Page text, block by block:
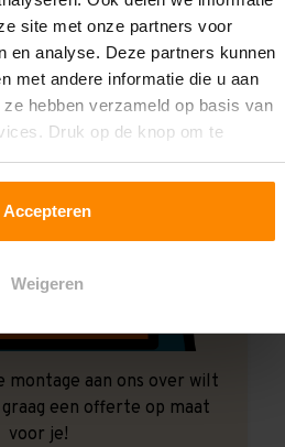
site met onze partners voor
en analyse. Deze partners kunnen
met andere informatie die u aan
hebben verzameld op basis van
Druk op de knop om te
Accepteren
Weigeren
montage aan ons over wilt
een offerte op maat
voor je!